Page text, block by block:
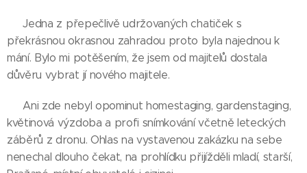
Jedna z přepečlivě udržovaných chatiček s
překrásnou okrasnou zahradou proto byla najednou k
mání. Bylo mi potěšením, že jsem od majitelů dostala
důvěru vybrat jí nového majitele.
Ani zde nebyl opominut homestaging, gardenstaging,
květinová výzdoba a profi snímkování včetně leteckých
záběrů z dronu. Ohlas na vystavenou zakázku na sebe
nenechal dlouho čekat, na prohlídku přijížděli mladí, starší,